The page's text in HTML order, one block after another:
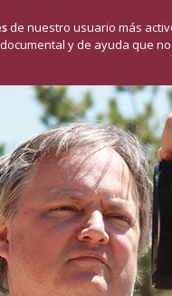
de nuestro usuario más
y de ayuda que